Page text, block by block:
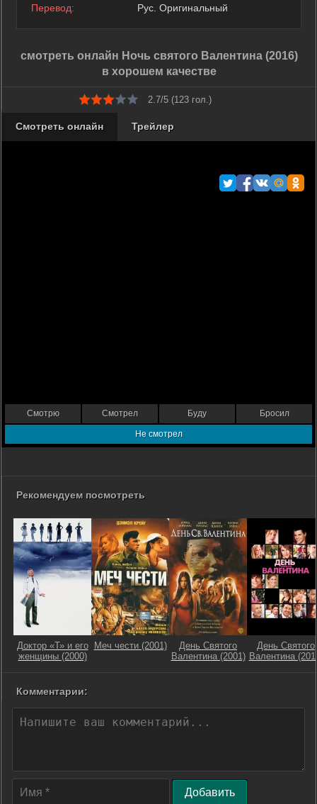
Перевод:
Рус. Оригинальный
смотреть онлайн Ночь святого Валентина (2016)
в хорошем качестве
2.7/5 (123гол.)
Смотреть онлайн Трейлер
Смотрю Смотрел Буду Бросил
Не смотрел
Рекомендуем посмотреть
Доктор «Т» и его
женщины (2000)
Меч чести (2001)
День Святого
Валентина (2001)
День Святого
Валентина
Комментарии:
Добавить